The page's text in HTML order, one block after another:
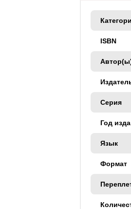
ISBN
Серия
Год
Язык
Формат